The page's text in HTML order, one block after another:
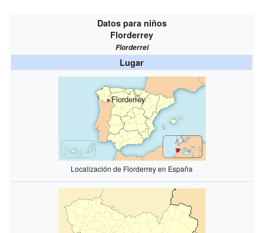
Datos para niños
Florderrey
Florderrei
Lugar
Florderrey
Localización de Florderrey en España